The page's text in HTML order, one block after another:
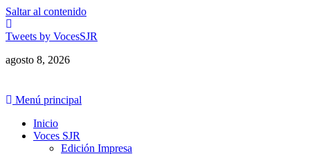
Saltar al contenido
Tweets by VocesSJR
agosto 8, 2026
Menú principal
Inicio
Voces SJR
Edición Impresa